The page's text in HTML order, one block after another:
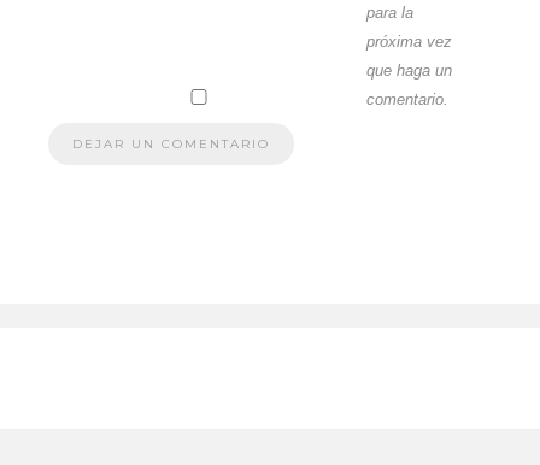
para la
próxima vez
que haga un
comentario.